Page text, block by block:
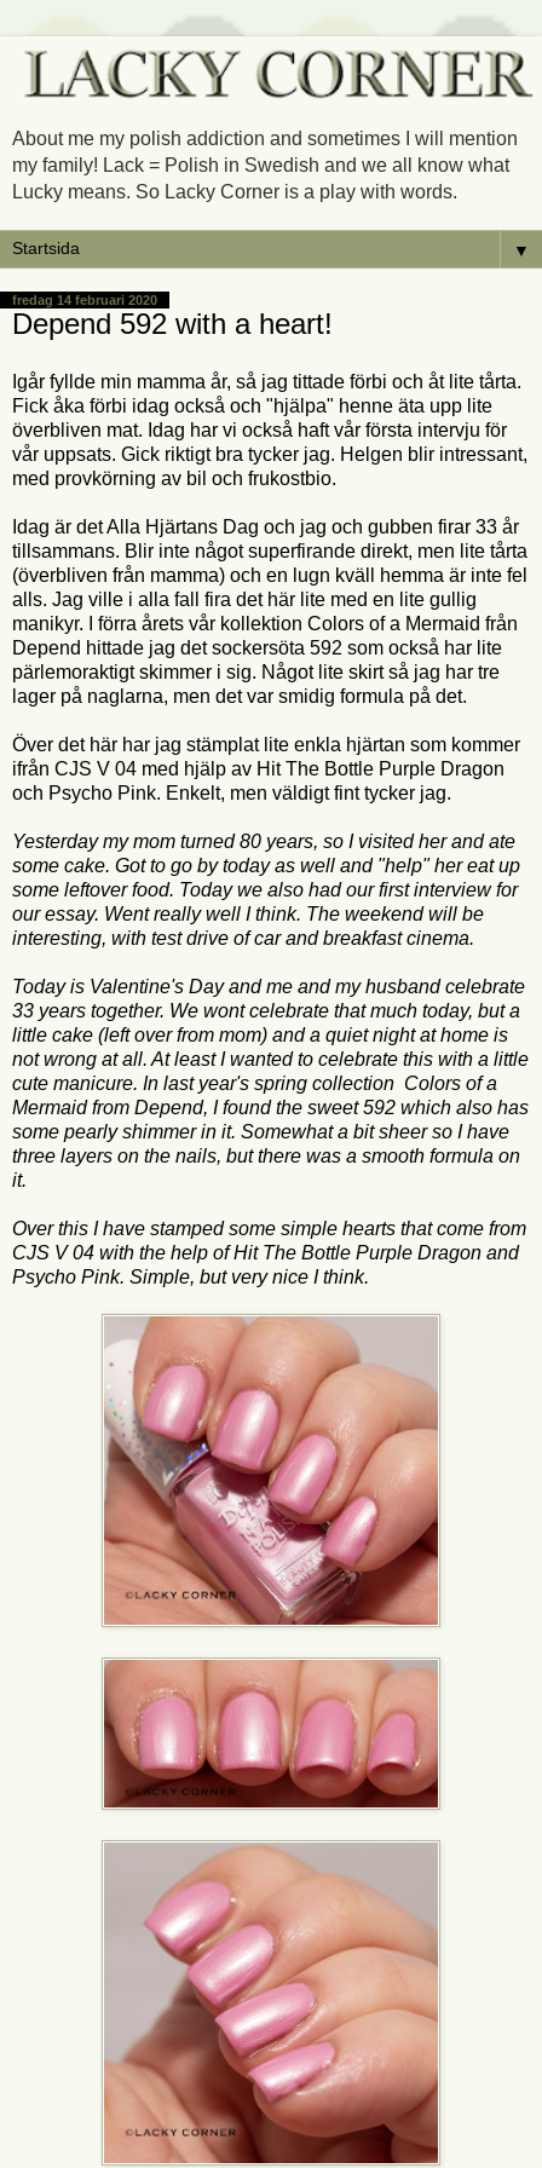
About me my polish addiction and sometimes I will mention
my family! Lack = Polish in Swedish and we all know what
Lucky means. So Lacky Corner is a play with words.
▼
fredag 14 februari 2020
Depend 592 with a heart!
Igår fyllde min mamma år, så jag tittade förbi och åt lite tårta.
Fick åka förbi idag också och "hjälpa" henne äta upp lite
överbliven mat. Idag har vi också haft vår första intervju för
vår uppsats. Gick riktigt bra tycker jag. Helgen blir intressant,
med provkörning av bil och frukostbio.
Idag är det Alla Hjärtans Dag och jag och gubben firar 33 år
tillsammans. Blir inte något superfirande direkt, men lite tårta
(överbliven från mamma) och en lugn kväll hemma är inte fel
alls. Jag ville i alla fall fira det här lite med en lite gullig
manikyr. I förra årets vår kollektion Colors of a Mermaid från
Depend hittade jag det sockersöta 592 som också har lite
pärlemoraktigt skimmer i sig. Något lite skirt så jag har tre
lager på naglarna, men det var smidig formula på det.
Över det här har jag stämplat lite enkla hjärtan som kommer
ifrån CJS V 04 med hjälp av Hit The Bottle Purple Dragon
och Psycho Pink. Enkelt, men väldigt fint tycker jag.
Yesterday my mom turned 80 years, so I visited her and ate
some cake. Got to go by today as well and "help" her eat up
some leftover food. Today we also had our first interview for
our essay. Went really well I think. The weekend will be
interesting, with test drive of car and breakfast cinema.
Today is Valentine's Day and me and my husband celebrate
33 years together. We wont celebrate that much today, but a
little cake (left over from mom) and a quiet night at home is
not wrong at all. At least I wanted to celebrate this with a little
cute manicure. In last year's spring collection Colors of a
Mermaid from Depend, I found the sweet 592 which also has
some pearly shimmer in it. Somewhat a bit sheer so I have
three layers on the nails, but there was a smooth formula on
it.
Over this I have stamped some simple hearts that come from
CJS V 04 with the help of Hit The Bottle Purple Dragon and
Psycho Pink. Simple, but very nice I think.